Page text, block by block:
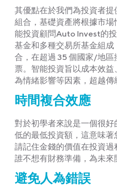
其優點在於我們為投資者
組合，基礎資產將根據市場
能投資顧問Auto Invest的
基金和多種交易所基金組
合，在超過 35 個國家/地
票。智能投資旨以成本效益
為情緒影響等因素，超越傳
時間複合效應
對於初學者來說是一個很
低的最低投資額，這意味著
請記住金錢的價值在投資過
誰不想有財務準備，為未來
避免人為錯誤